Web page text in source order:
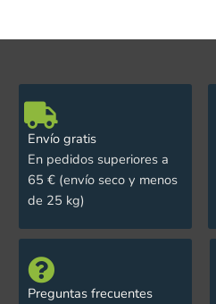
Envío gratis
En pedidos superiores a
65 € (envío seco y menos
de 25 kg)
Preguntas frecuentes